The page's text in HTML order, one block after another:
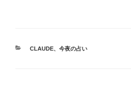
カ
CLAUDE、 今夜の占い